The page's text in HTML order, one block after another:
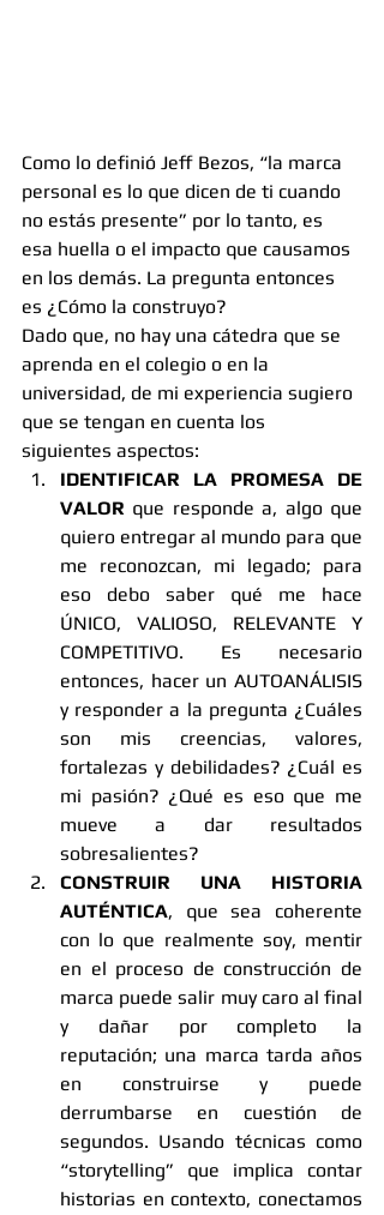
Como lo definió Jeff Bezos, “la marca
personal es lo que dicen de ti cuando
no estás presente” por lo tanto, es
esa huella o el impacto que causamos
en los demás. La pregunta entonces
es ¿Cómo la construyo?
Dado que, no hay una cátedra que se
aprenda en el colegio o en la
universidad, de mi experiencia sugiero
que se tengan en cuenta los
siguientes aspectos:
IDENTIFICAR LA PROMESA DE
VALOR que responde a, algo que
quiero entregar al mundo para que
me reconozcan, mi legado; para
eso debo saber qué me hace
ÚNICO, VALIOSO, RELEVANTE Y
COMPETITIVO. Es necesario
entonces, hacer un AUTOANÁLISIS
y responder a la pregunta ¿Cuáles
son mis creencias, valores,
fortalezas y debilidades? ¿Cuál es
mi pasión? ¿Qué es eso que me
mueve a dar resultados
sobresalientes?
CONSTRUIR UNA HISTORIA
AUTÉNTICA, que sea coherente
con lo que realmente soy, mentir
en el proceso de construcción de
marca puede salir muy caro al final
y dañar por completo la
reputación; una marca tarda años
en construirse y puede
derrumbarse en cuestión de
segundos. Usando técnicas como
“storytelling” que implica contar
historias en contexto, conectamos